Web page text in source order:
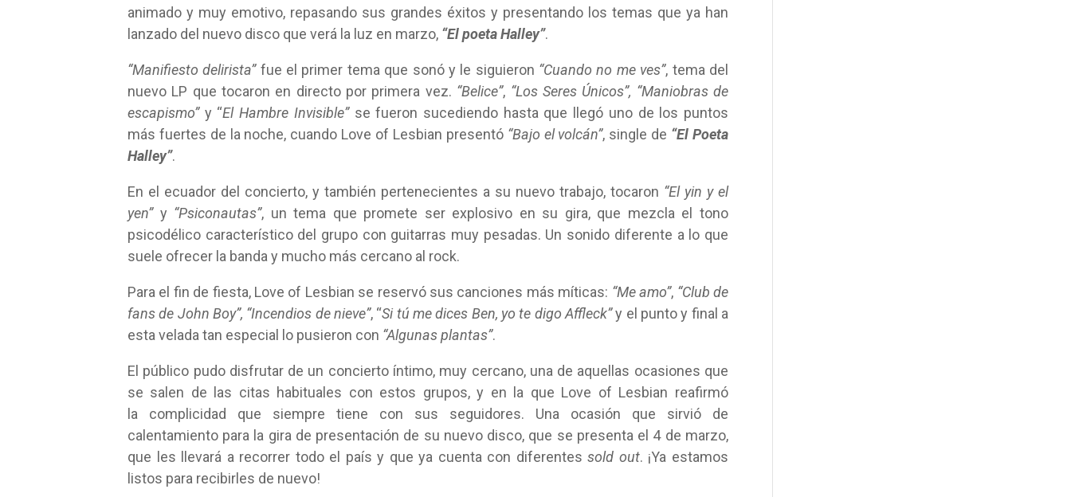
animado y muy emotivo, repasando sus grandes éxitos y presentando los temas que ya han
lanzado del nuevo disco que verá la luz en marzo, “El poeta Halley”.
“Manifiesto delirista”fue el primer tema que sonó y le siguieron “Cuando no me ves”, tema del
nuevo LP que tocaron en directo por primera vez. “Belice”, “Los Seres Únicos”, “Maniobras de
escapismo”y “El Hambre Invisible”se fueron sucediendo hasta que llegó uno de los puntos
más fuertes de la noche, cuando Love of Lesbian presentó “Bajo el volcán”, single de “El Poeta
Halley”.
En el ecuador del concierto, y también pertenecientes a su nuevo trabajo, tocaron “El yin y el
yen”y “Psiconautas”, un tema que promete ser explosivo en su gira, que mezcla el tono
psicodélico característico del grupo con guitarras muy pesadas. Un sonido diferente a lo que
suele ofrecer la banda y mucho más cercano al rock.
Para el fin de fiesta, Love of Lesbian se reservó sus canciones más míticas: “Me amo”, “Club de
fans de John Boy”, “Incendios de nieve”, “Si tú me dices Ben, yo te digo Affleck”y el punto y final a
esta velada tan especial lo pusieron con “Algunas plantas”.
El público pudo disfrutar de un concierto íntimo, muy cercano, una de aquellas ocasiones que
se salen de las citas habituales con estos grupos, y en la que Love of Lesbian reafirmó
la complicidad que siempre tiene con sus seguidores. Una ocasión que sirvió de
calentamiento para la gira de presentación de su nuevo disco, que se presenta el 4 de marzo,
que les llevará a recorrer todo el país y que ya cuenta con diferentessold out. ¡Ya estamos
listos para recibirles de nuevo!